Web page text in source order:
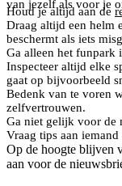
van jezelf als voor je
Houd je altijd aan de
Draag altijd een helm
beschermt als iets
Ga alleen het funpark
Inspecteer altijd elke
gaat op bijvoorbeeld
Bedenk van te voren
zelfvertrouwen.
Ga niet gelijk voor de
Vraag tips aan
Op de hoogte blijven
aan voor de